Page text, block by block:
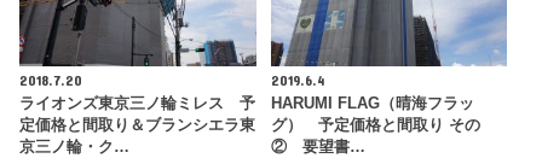
2018.7.20
ライオンズ東京三ノ輪ミレス 予
定価格と間取り＆ブランシエラ東
京三ノ輪・ク…
2019.6.4
HARUMI FLAG（晴海フラッ
グ） 予定価格と間取り その
② 要望書…